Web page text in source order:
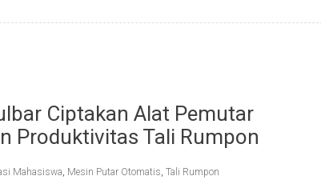
Ciptakan Alat Pemutar
Produktivitas Tali Rumpon
Mahasiswa Mesin Putar Otomatis Tali Rumpon